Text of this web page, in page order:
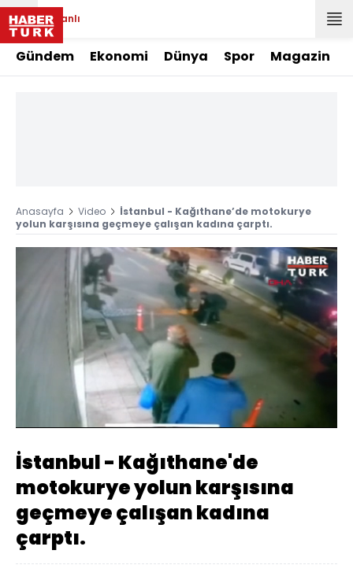
Canlı
Gündem Ekonomi Dünya Spor Magazin
Anasayfa Video
İstanbul - Kağıthane’de motokurye
yolun karşısına geçmeye çalışan kadına çarptı.
Sesi
Aç
Yüklendi:
64.08%
Oynatma
Hızı
İstanbul - Kağıthane'de
motokurye yolun karşısına
geçmeye çalışan kadına
çarptı.